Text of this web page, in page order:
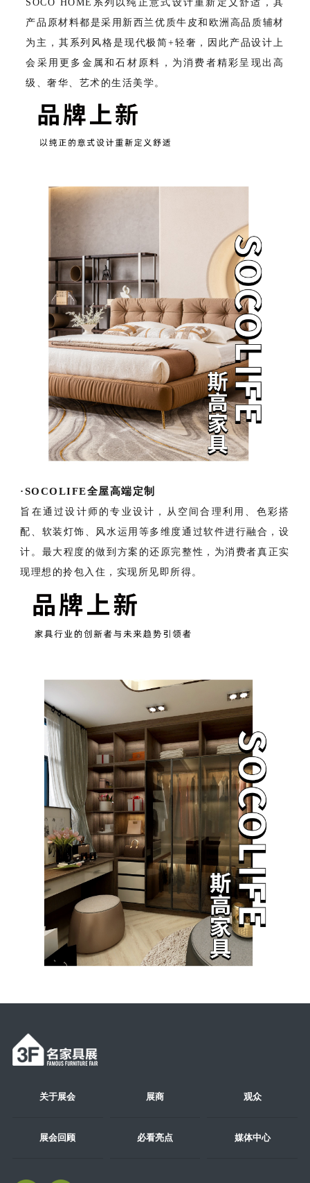
SOCO HOME系列以纯正意式设计重新定义舒适，其
产品原材料都是采用新西兰优质牛皮和欧洲高品质辅材
为主，其系列风格是现代极简+轻奢，因此产品设计上
会采用更多金属和石材原料，为消费者精彩呈现出高
级、奢华、艺术的生活美学。
·SOCOLIFE全屋高端定制
旨在通过设计师的专业设计，从空间合理利用、色彩搭
配、软装灯饰、风水运用等多维度通过软件进行融合，设
计。 最大程度的做到方案的还原完整性，为消费者真正实
现理想的拎包入住，实现所见即所得。
关于展会 展商 观众
展会回顾 必看亮点 媒体中心